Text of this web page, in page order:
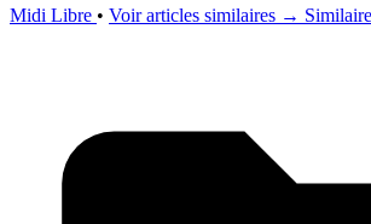
Midi Libre • Voir articles similaires →